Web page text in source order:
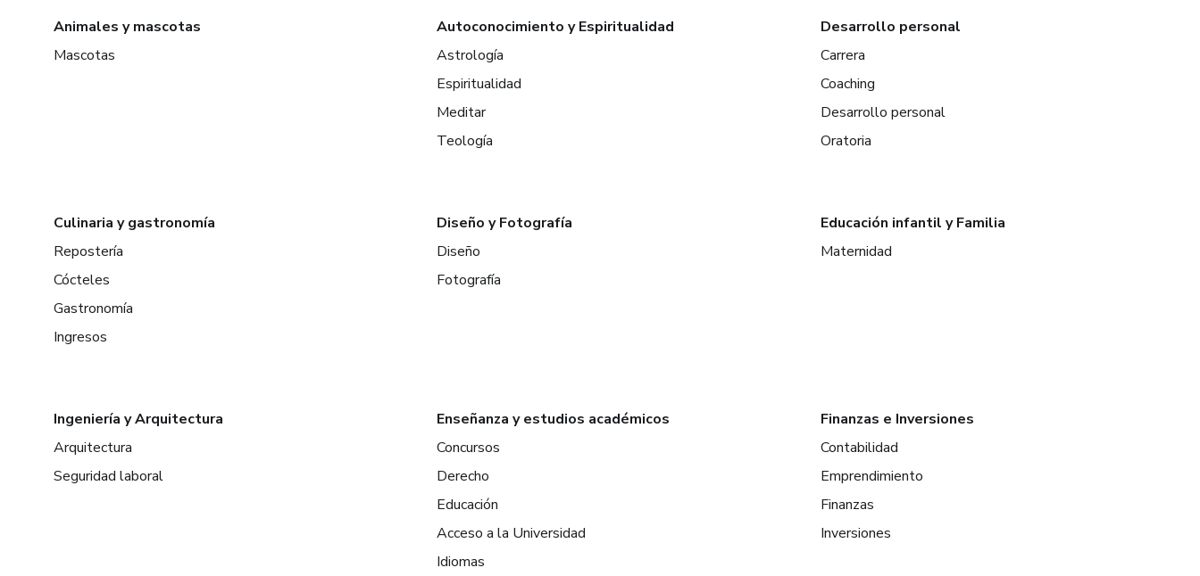
Animales y mascotas
Mascotas
Autoconocimiento y Espiritualidad
Astrología
Espiritualidad
Meditar
Teología
Desarrollo personal
Carrera
Coaching
Desarrollo personal
Oratoria
Culinaria y gastronomía
Repostería
Cócteles
Gastronomía
Ingresos
Diseño y Fotografía
Diseño
Fotografía
Educación infantil y Familia
Maternidad
Ingeniería y Arquitectura
Arquitectura
Seguridad laboral
Enseñanza y estudios académicos
Concursos
Derecho
Educación
Acceso a la Universidad
Idiomas
Finanzas e Inversiones
Contabilidad
Emprendimiento
Finanzas
Inversiones